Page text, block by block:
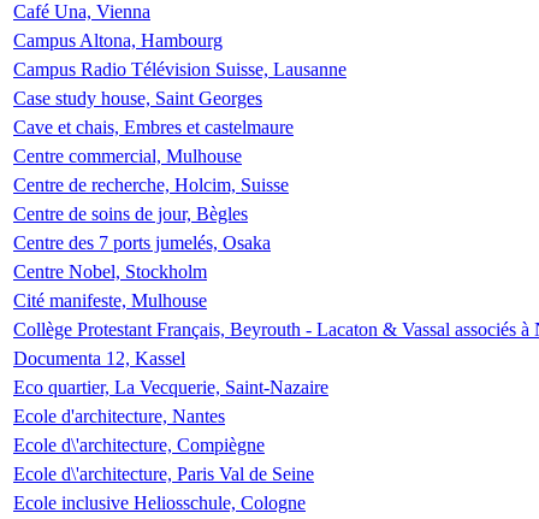
Café Una, Vienna
Campus Altona, Hambourg
Campus Radio Télévision Suisse, Lausanne
Case study house, Saint Georges
Cave et chais, Embres et castelmaure
Centre commercial, Mulhouse
Centre de recherche, Holcim, Suisse
Centre de soins de jour, Bègles
Centre des 7 ports jumelés, Osaka
Centre Nobel, Stockholm
Cité manifeste, Mulhouse
Collège Protestant Français, Beyrouth - Lacaton & Vassal associés
Documenta 12, Kassel
Eco quartier, La Vecquerie, Saint-Nazaire
Ecole d'architecture, Nantes
Ecole d\'architecture, Compiègne
Ecole d\'architecture, Paris Val de Seine
Ecole inclusive Heliosschule, Cologne